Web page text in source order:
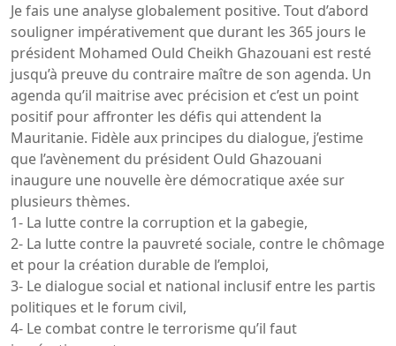
Je fais une analyse globalement positive. Tout d’abord
souligner impérativement que durant les 365 jours le
président Mohamed Ould Cheikh Ghazouani est resté
jusqu’à preuve du contraire maître de son agenda. Un
agenda qu’il maitrise avec précision et c’est un point
positif pour affronter les défis qui attendent la
Mauritanie. Fidèle aux principes du dialogue, j’estime
que l’avènement du président Ould Ghazouani
inaugure une nouvelle ère démocratique axée sur
plusieurs thèmes.
1- La lutte contre la corruption et la gabegie,
2- La lutte contre la pauvreté sociale, contre le chômage
et pour la création durable de l’emploi,
3- Le dialogue social et national inclusif entre les partis
politiques et le forum civil,
4- Le combat contre le terrorisme qu’il faut